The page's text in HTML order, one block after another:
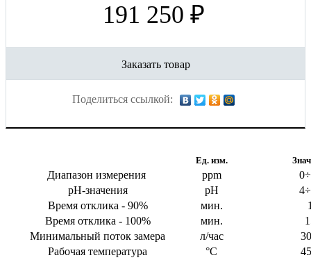
191 250 ₽
Заказать товар
Поделиться ссылкой:
Ед. изм.
Диапазон измерения ppm
pH-значения
pH
Время отклика - 90%
мин.
Время отклика - 100%
мин.
Минимальный поток замера
л/час
Рабочая температура
°C